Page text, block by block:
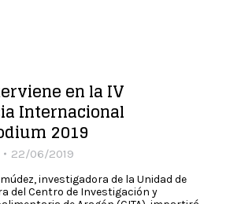
en la IV
Internacional
2019
22/06/2019
investigadora de la Unidad de
del Centro de Investigación y